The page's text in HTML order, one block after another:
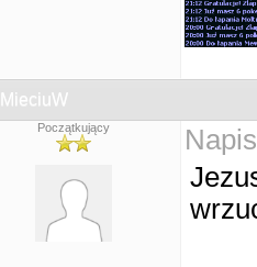
MieciuW
Początkujący